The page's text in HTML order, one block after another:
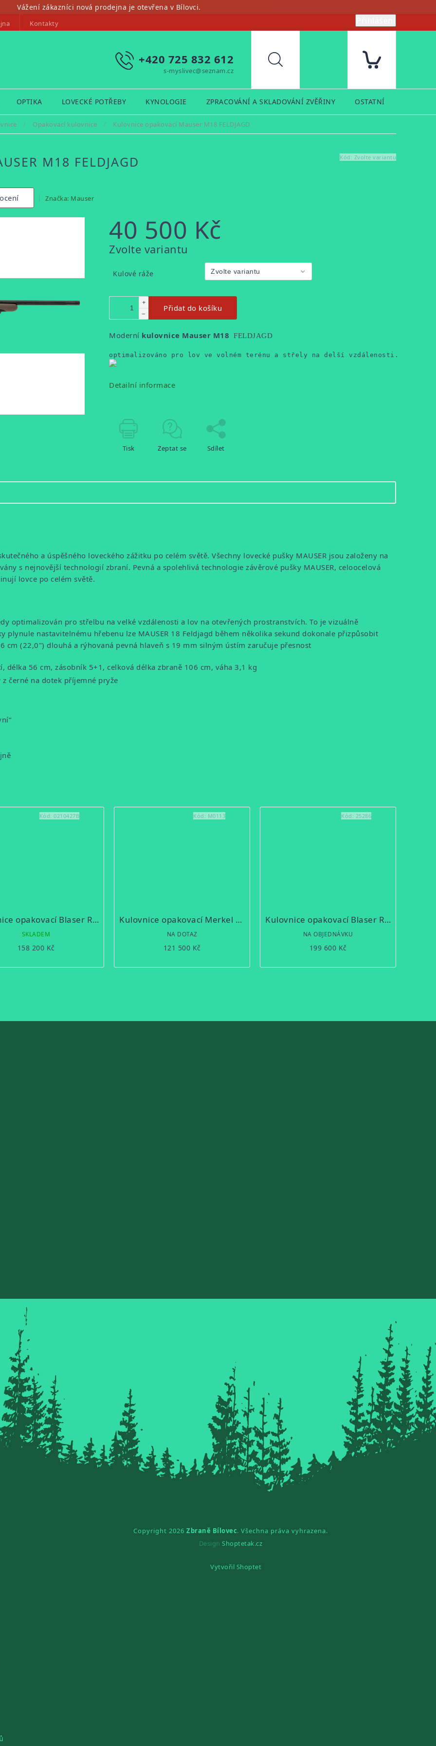
Vážení zákazníci nová prodejna je otevřena v Bílovci.
Kontakty
+420 725 832 612
s-myslivec@seznam.cz
Hledat
OPTIKA LOVECKÉ POTŘEBY KYNOLOGIE ZPRACOVÁNÍ A SKLADOVÁNÍ ZVĚŘINY OSTATNÍ
/ Opakovací kulovnice / Kulovnice opakovací Mauser M18 FELDJAGD
M18 FELDJAGD Kód: Zvolte variantu
Značka: Mauser
40 500 Kč
Měrná
Zvolte variantu
Kulové ráže
+
−
Přidat do košíku
Moderní kulovnice Mauser M18 FELDJAGD
optimalizováno pro lov ve volném terénu a střely na delší vzdálenosti.
Detailní informace
Tisk Zeptat se Sdílet
a úspěšného loveckého zážitku po celém světě. Všechny lovecké pušky MAUSER jsou založeny na
s nejnovější technologií zbraní. Pevná a spolehlivá technologie závěrové pušky MAUSER, celoocelová
lovce po celém světě.
optimalizován pro střelbu na velké vzdálenosti a lov na otevřených prostranstvích. To je vizuálně
plynule nastavitelnému hřebenu lze MAUSER 18 Feldjagd během několika sekund dokonale přizpůsobit
cm (22,0") dlouhá a rýhovaná pevná hlaveň s 19 mm silným ústím zaručuje přesnost
56 cm, zásobník 5+1, celková délka zbraně 106 cm, váha 3,1 kg
černé na dotek příjemné pryže
Kulovnice opakovací Blaser R8 ULTIMATE X
SKLADEM
158 200 Kč
Kód: 0210427B
Kulovnice opakovací Merkel RX Helix Wild Boar
NA DOTAZ
121 500 Kč
Kód: M0113
Kulovnice opakovací Blaser R8 ULTIMATE Silverstone Silence
NA OBJEDNÁVKU
199 600 Kč
Kód: 25286
Copyright 2026 Zbraně Bílovec. Všechna práva vyhrazena.
DesignShoptetak.cz
Vytvořil Shoptet